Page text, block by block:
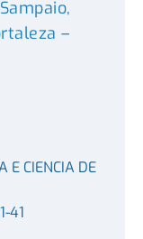
–
E CIENCIA DE
41